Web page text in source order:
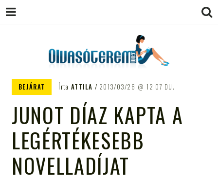
OLVASÓTEREM.COM – AZ
EGÉSZSÉGES OLVASÁS
TÁMOGATÓJA
BEJÁRAT Írta ATTILA 2013/03/26 12:07 DU.
JUNOT DÍAZ KAPTA A
LEGÉRTÉKESEBB
NOVELLADÍJAT